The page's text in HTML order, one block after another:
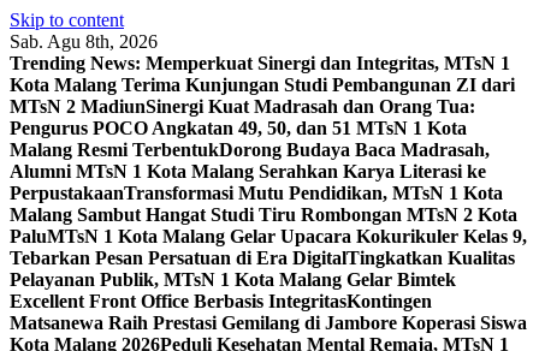
Skip to content
Sab. Agu 8th, 2026
Trending News: Memperkuat Sinergi dan Integritas, MTsN 1
Kota Malang Terima Kunjungan Studi Pembangunan ZI dari
MTsN 2 MadiunSinergi Kuat Madrasah dan Orang Tua:
Pengurus POCO Angkatan 49, 50, dan 51 MTsN 1 Kota
Malang Resmi TerbentukDorong Budaya Baca Madrasah,
Alumni MTsN 1 Kota Malang Serahkan Karya Literasi ke
PerpustakaanTransformasi Mutu Pendidikan, MTsN 1 Kota
Malang Sambut Hangat Studi Tiru Rombongan MTsN 2 Kota
PaluMTsN 1 Kota Malang Gelar Upacara Kokurikuler Kelas 9,
Tebarkan Pesan Persatuan di Era DigitalTingkatkan Kualitas
Pelayanan Publik, MTsN 1 Kota Malang Gelar Bimtek
Excellent Front Office Berbasis IntegritasKontingen
Matsanewa Raih Prestasi Gemilang di Jambore Koperasi Siswa
Kota Malang 2026Peduli Kesehatan Mental Remaja, MTsN 1